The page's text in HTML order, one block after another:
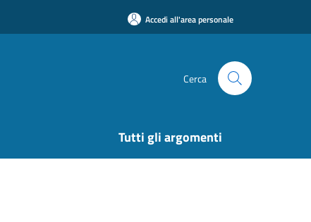
Accedi all'area personale
Cerca
Tutti gli argomenti